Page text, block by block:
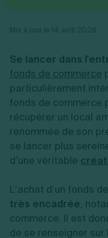
Transport
Autres
Ressources
Simulateur de
Calcul de charges
Estimation du
Calcul d'éligibilité à
Création
Gérer son
Gestion comptable
Approbation des
Dépôt de marque
Recherche
Protection des
Confidentialité de
Fermer son
Radiation auto
Mise en sommeil
Dissolution-
Dépôt de bilan
Conseil/finance
Vente en ligne
Services aux
Construction/
Restauration
Commerce
Transport
Autres
Par
Logiciel de
Logiciel de
Gestion des
Gestion de la
Fiches SCI
Fiches auto-
Fiches association
Toutes les fiches
Autres
Gestion d’entreprise
Fermeture
Exercice d’un
Gérer ses salariés
Sélection de
Ouvrir sa société
Se lancer dans
fonds de commerce
particulièrement
fonds de commerce
récupérer un local
renommée de son
se lancer plus
d’une véritable
L’achat d’un fonds
très encadrée,
commerce. Il est
de se renseigner